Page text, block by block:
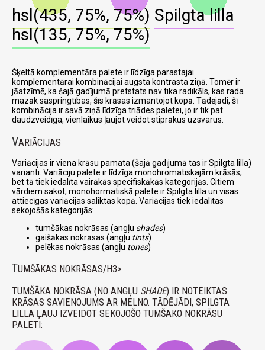
hsl(435, 75%, 75%) Spilgta lilla
hsl(135, 75%, 75%)
Šķeltā komplementāra palete ir līdzīga parastajai
komplementārai kombinācijai augsta kontrasta ziņā. Tomēr ir
jāatzīmē, ka šajā gadījumā pretstats nav tika radikāls, kas rada
mazāk saspringtības, šīs krāsas izmantojot kopā. Tādējādi, šī
kombinācija ir savā ziņā līdzīga triādes paletei, jo ir tik pat
daudzveidīga, vienlaikus ļaujot veidot stiprākus uzsvarus.
VARIĀCIJAS
Variācijas ir viena krāsu pamata (šajā gadījumā tas ir Spilgta lilla)
varianti. Variāciju palete ir līdzīga monohromatiskajām krāsās,
bet tā tiek iedalīta vairākās specifiskākās kategorijās. Citiem
vārdiem sakot, monohormatiskā palete ir Spilgta lilla un visas
attiecīgas variācijas saliktas kopā. Variācijas tiek iedalītas
sekojošās kategorijās:
tumšākas nokrāsas (angļu shades)
gaišākas nokrāsas (angļu tints)
pelēkas nokrāsas (angļu tones)
TUMŠĀKAS NOKRĀSAS/H3>
TUMŠĀKA NOKRĀSA (NO ANGĻU SHADE) IR NOTEIKTAS
KRĀSAS SAVIENOJUMS AR MELNO. TĀDĒJĀDI, SPILGTA
LILLA ĻAUJ IZVEIDOT SEKOJOŠO TUMŠAKO NOKRĀSU
PALETI: